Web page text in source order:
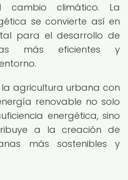
cambio climático. La
se convierte así en
para el desarrollo de
más eficientes y
agricultura urbana con
renovable no solo
energética, sino
a la creación de
más sostenibles y